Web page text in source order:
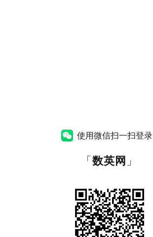
使用微信扫一扫登录
「数英网 」